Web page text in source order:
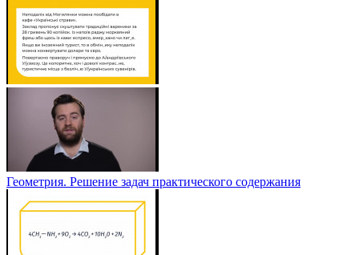
Геометрия. Решение задач практического содержания